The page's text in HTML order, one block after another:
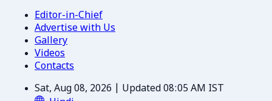
Editor-in-Chief
Advertise with Us
Gallery
Videos
Contacts
Sat, Aug 08, 2026 | Updated 08:05 AM IST